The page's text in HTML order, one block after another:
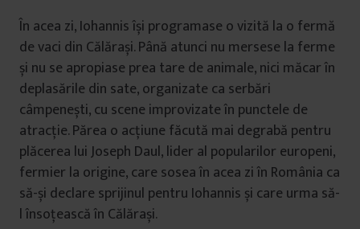
În acea zi, Iohannis își programase o vizită la o fermă
de vaci din Călărași. Până atunci nu mersese la ferme
și nu se apropiase prea tare de animale, nici măcar în
deplasările din sate, organizate ca serbări
câmpenești, cu scene improvizate în punctele de
atracție. Părea o acțiune făcută mai degrabă pentru
plăcerea lui Joseph Daul, lider al popularilor europeni,
fermier la origine, care sosea în acea zi în România ca
să-și declare sprijinul pentru Iohannis și care urma să-
l însoțească în Călărași.